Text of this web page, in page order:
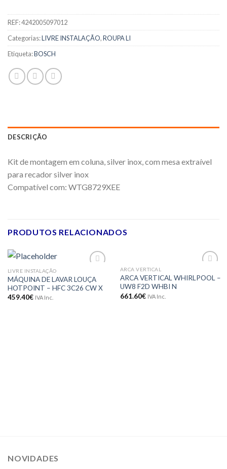
REF:4242005097012
Categorias:LIVRE INSTALAÇÃO,ROUPA LI
Etiqueta:BOSCH
DESCRIÇÃO
Kit de montagem em coluna, silver inox, com mesa extraível
para recador silver inox
Compatível com: WTG8729XEE
PRODUTOS RELACIONADOS
aos meus
desejos
LIVRE INSTALAÇÃO
MÁQUINA DE LAVAR LOUÇA
HOTPOINT – HFC 3C26 CW X
459.40€ IVA Inc.
aos meus
ARCA VERTICAL
ARCA VERTICAL WHIRLPOOL –
UW8 F2D WHBI N
661.60€ IVA Inc.
NOVIDADES